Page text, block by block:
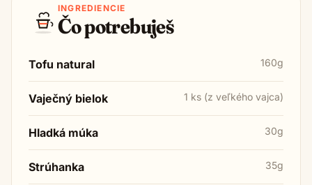
INGREDIENCIE
Čo potrebuješ
Tofu natural 160g
Vaječný bielok 1 ks (z veľkého vajca)
Hladká múka 30g
Strúhanka 35g